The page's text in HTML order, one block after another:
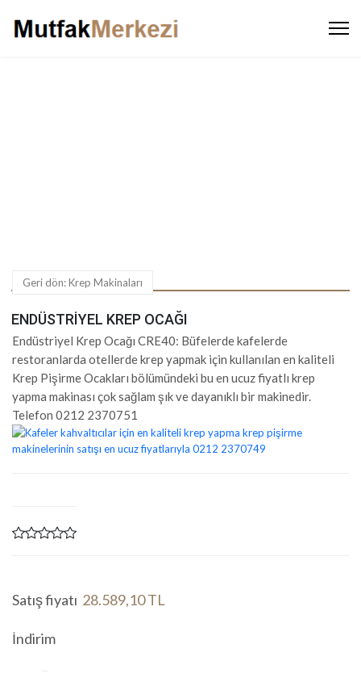
Geri dön: Krep Makinaları
ENDÜSTRIYEL KREP OCAĞI
Endüstriyel Krep Ocağı CRE40: Büfelerde kafelerde
restoranlarda otellerde krep yapmak için kullanılan en kaliteli
Krep Pişirme Ocakları bölümündeki bu en ucuz fiyatlı krep
yapma makinası çok sağlam şık ve dayanıklı bir makinedir.
Telefon 0212 2370751
Satış fiyatı 28.589,10 TL
İndirim